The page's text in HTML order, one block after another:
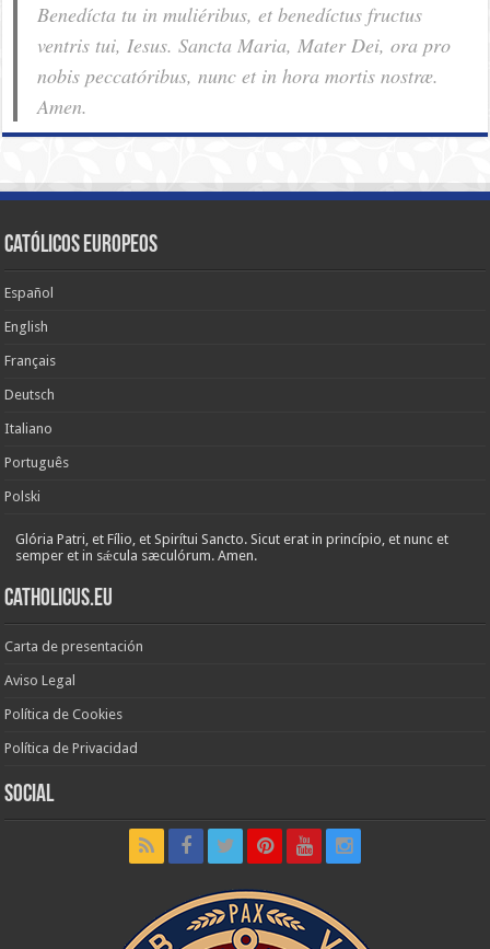
Benedícta tu in muliéribus, et benedíctus fructus
ventris tui, Iesus. Sancta Maria, Mater Dei, ora pro
nobis pec­ca­tóribus, nunc et in hora mortis nostræ.
Amen.
Católicos Europeos
Español
English
Français
Deutsch
Italiano
Português
Polski
Glória Patri, et Fílio, et Spirítui Sancto. Sicut erat in princípio, et nunc et
semper et in sǽcula sæculórum. Amen.
Catholicus.eu
Carta de presentación
Aviso Legal
Política de Cookies
Política de Privacidad
Social